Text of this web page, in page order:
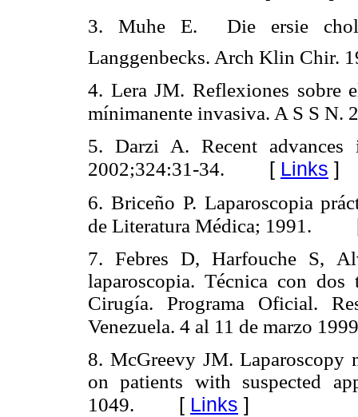
3. Muhe E.  Die ersie
Langgenbecks. Arch Klin Chir.
4. Lera JM. Reflexiones sobre
mínimanente invasiva. A S S N.
5. Darzi A. Recent
2002;324:31-34. [ Links ]
6. Briceño P. Laparoscopia
de Literatura Médica; 1991.
7. Febres D, Harfouche S,
laparoscopia. Técnica con
Cirugía. Programa Oficial.
Venezuela. 4 al 11 de marzo
8. McGreevy JM. Laparoscopy
on patients with suspected
1049. [ Links ]